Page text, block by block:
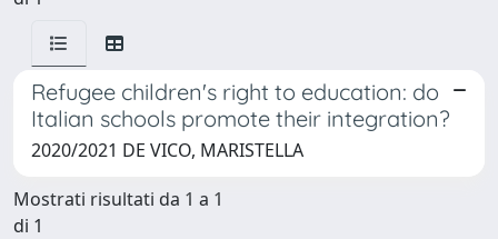
Refugee children's right to education: do
Italian schools promote their integration?
2020/2021 DE VICO, MARISTELLA
Mostrati risultati da 1 a 1
di 1